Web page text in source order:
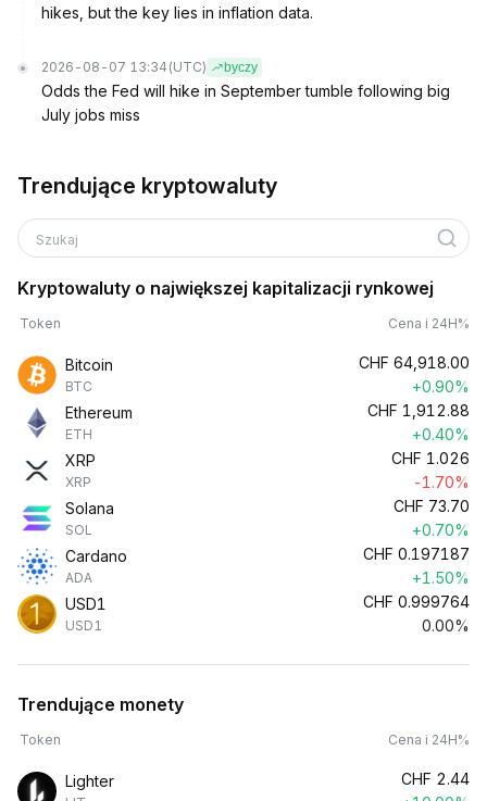
hikes, but the key lies in inflation data.
2026-08-07 13:34 (UTC) byczy
Odds the Fed will hike in September tumble following big
July jobs miss
Trendujące kryptowaluty
Szukaj
Kryptowaluty o największej kapitalizacji rynkowej
Token Cena i 24H%
Bitcoin
BTC
CHF 64,918.00
+0.90%
Ethereum
ETH
CHF 1,912.88
+0.40%
XRP
XRP
CHF 1.026
-1.70%
Solana
SOL
CHF 73.70
+0.70%
Cardano
ADA
CHF 0.197187
+1.50%
USD1
USD1
CHF 0.999764
0.00%
Trendujące monety
Token Cena i 24H%
Lighter CHF 2.44